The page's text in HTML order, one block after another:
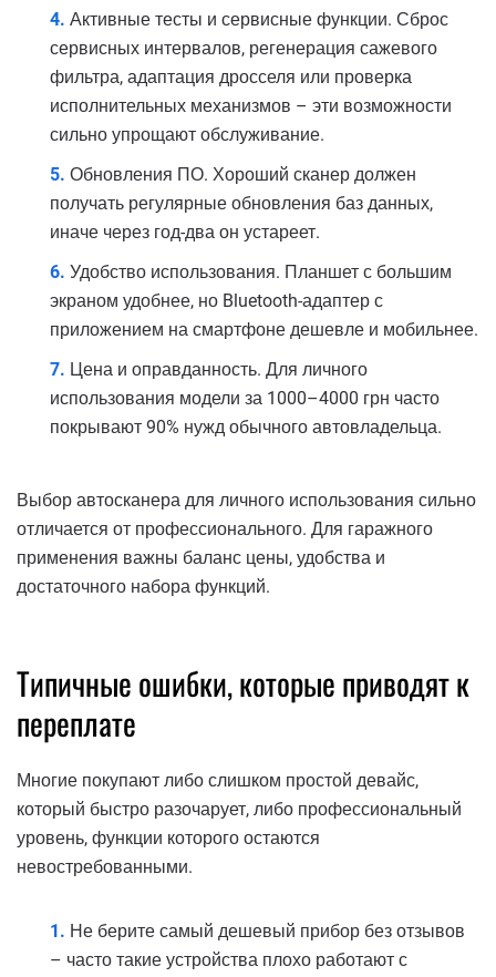
Активные тесты и сервисные функции. Сброс
сервисных интервалов, регенерация сажевого
фильтра, адаптация дросселя или проверка
исполнительных механизмов – эти возможности
сильно упрощают обслуживание.
Обновления ПО. Хороший сканер должен
получать регулярные обновления баз данных,
иначе через год-два он устареет.
Удобство использования. Планшет с большим
экраном удобнее, но Bluetooth-адаптер с
приложением на смартфоне дешевле и мобильнее.
Цена и оправданность. Для личного
использования модели за 1000–4000 грн часто
покрывают 90% нужд обычного автовладельца.
Выбор автосканера для личного использования сильно
отличается от профессионального. Для гаражного
применения важны баланс цены, удобства и
достаточного набора функций.
Типичные ошибки, которые приводят к
переплате
Многие покупают либо слишком простой девайс,
который быстро разочарует, либо профессиональный
уровень, функции которого остаются
невостребованными.
Не берите самый дешевый прибор без отзывов
– часто такие устройства плохо работают с